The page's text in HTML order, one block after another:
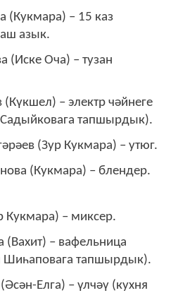
(Кукмара) – 15 каз
азык.
(Иске Оча) – тузан
– электр чәйнеге
Садыйковага тапшырдык).
(Зур Кукмара) – утюг.
(Кукмара) – блендер.
Кукмара) – миксер.
– вафельница
Шиһаповага тапшырдык).
Елга) – үлчәү (кухня